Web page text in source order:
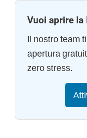
Vuoi aprire la
Il nostro team
apertura
zero stress.